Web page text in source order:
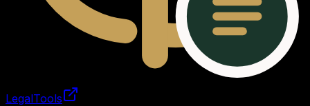
LegalTools